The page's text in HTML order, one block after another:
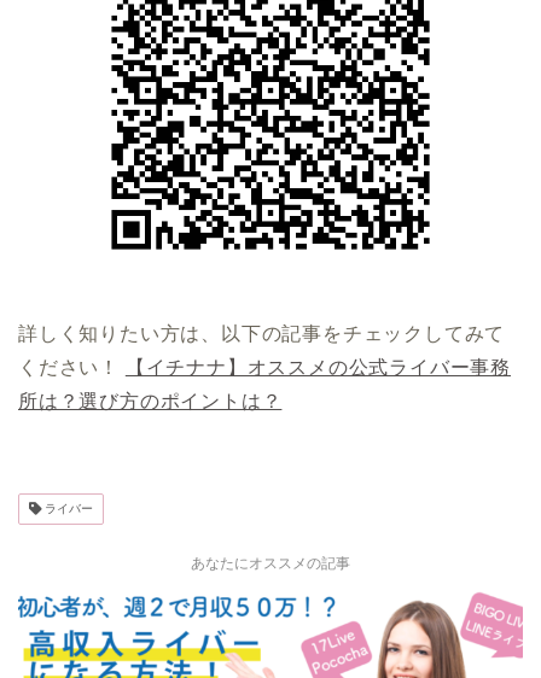
詳しく知りたい方は、以下の記事をチェックしてみて
ください！
【イチナナ】オススメの公式ライバー事務
所は？選び方のポイントは？
ライバー
あなたにオススメの記事